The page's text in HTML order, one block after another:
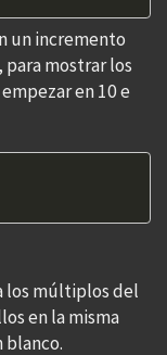
un incremento
para mostrar los
en 10 e
los múltiplos del
en la misma
blanco.